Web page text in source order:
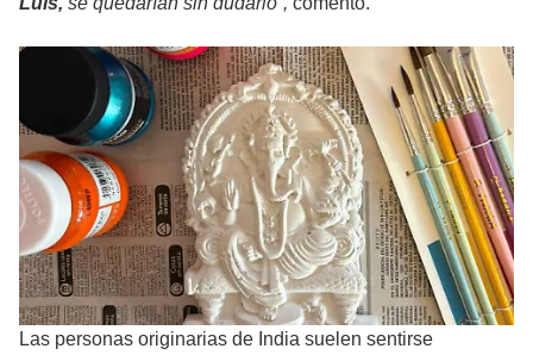
Las personas originarias de India suelen sentirse